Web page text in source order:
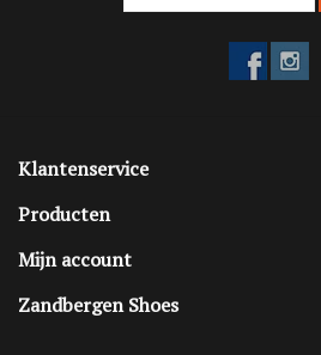
Klantenservice
Producten
Mijn account
Zandbergen Shoes